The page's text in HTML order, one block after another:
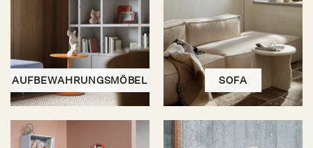
AUFBEWAHRUNGSMÖBEL SOFA